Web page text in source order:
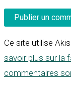
Ce site utilise
savoir plus sur la
commentaires